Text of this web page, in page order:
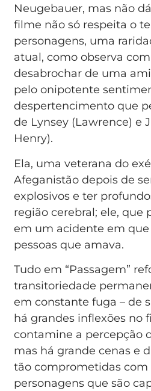
Neugebauer, mas não
filme não só respeita o
personagens, uma
atual, como observa
desabrochar de uma
pelo onipotente
despertencimento que
de Lynsey (Lawrence) e
Henry).
Ela, uma veterana do
Afeganistão depois de
explosivos e ter
região cerebral; ele, que
em um acidente em
pessoas que amava.
Tudo em “Passagem”
transitoriedade
em constante fuga – de
há grandes inflexões no
contamine a percepção
mas há grande cenas e
tão comprometidas com
personagens que são